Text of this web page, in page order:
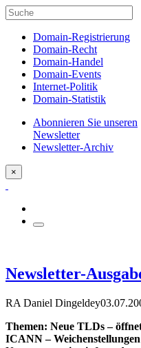
Domain-Registrierung
Domain-Recht
Domain-Handel
Domain-Events
Internet-Politik
Domain-Statistik
Abonnieren Sie unseren
Newsletter
Newsletter-Archiv
×
Newsletter-
RA Daniel Dingeldey
Themen: Neue TLDs –
ICANN –